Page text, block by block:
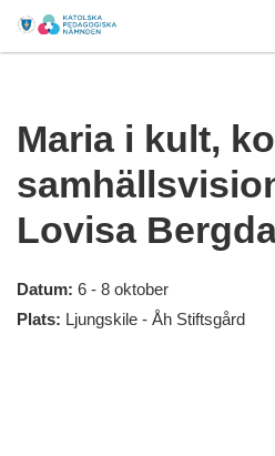
Maria i kult,
Lovisa
Datum: 6 - 8 oktober
Plats: Ljungskile - Åh Stiftsgård